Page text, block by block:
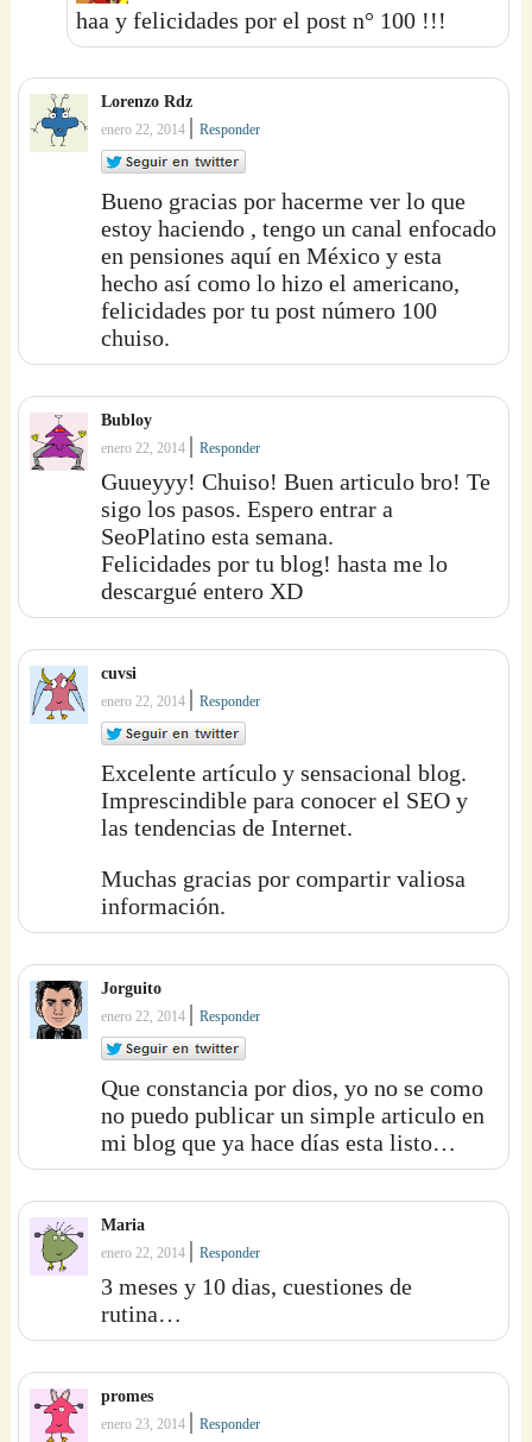
haa y felicidades por el post n° 100 !!!
Lorenzo Rdz
enero 22, 2014 |Responder
Bueno gracias por hacerme ver lo que
estoy haciendo , tengo un canal enfocado
en pensiones aquí en México y esta
hecho así como lo hizo el americano,
felicidades por tu post número 100
chuiso.
Bubloy
enero 22, 2014 |Responder
Guueyyy! Chuiso! Buen articulo bro! Te
sigo los pasos. Espero entrar a
SeoPlatino esta semana.
Felicidades por tu blog! hasta me lo
descargué entero XD
cuvsi
enero 22, 2014 |Responder
Excelente artículo y sensacional blog.
Imprescindible para conocer el SEO y
las tendencias de Internet.
Muchas gracias por compartir valiosa
información.
Jorguito
enero 22, 2014 |Responder
Que constancia por dios, yo no se como
no puedo publicar un simple articulo en
mi blog que ya hace días esta listo…
Maria
enero 22, 2014 |Responder
3 meses y 10 dias, cuestiones de
rutina…
promes
enero 23, 2014 |Responder